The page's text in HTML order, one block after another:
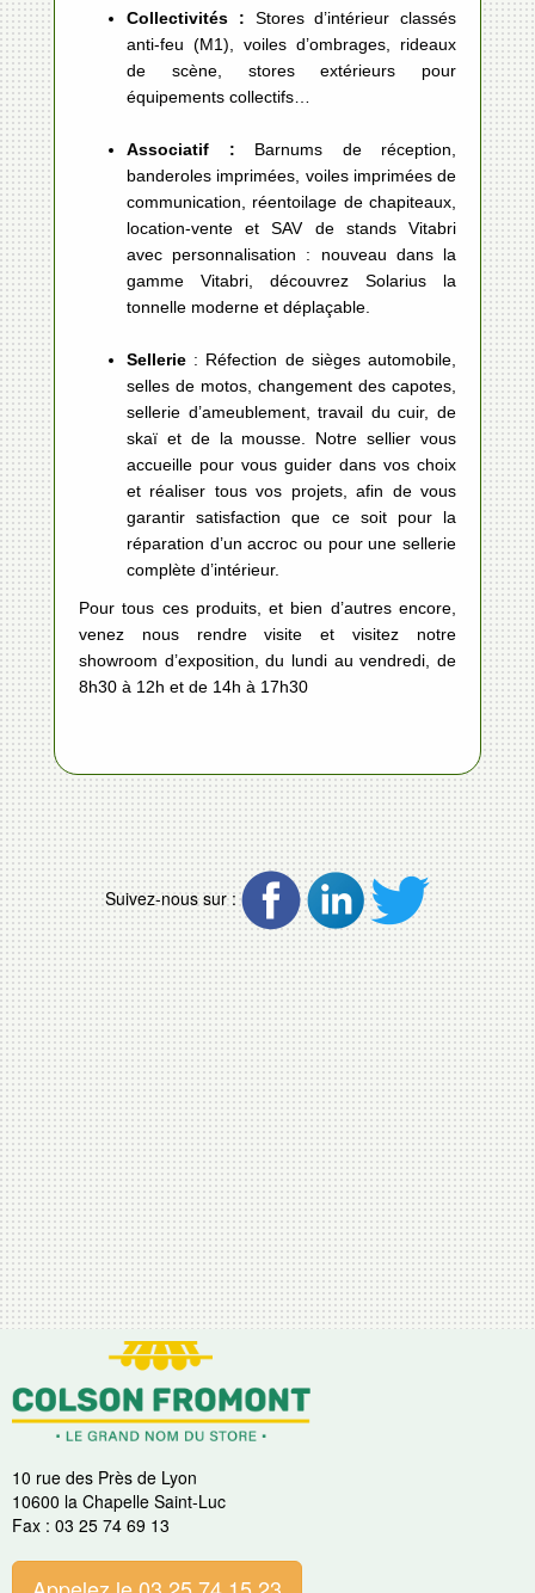
Collectivités : Stores d’intérieur classés
anti-feu (M1), voiles d’ombrages, rideaux
de scène, stores extérieurs pour
équipements collectifs…
Associatif : Barnums de réception,
banderoles imprimées, voiles imprimées de
communication, réentoilage de chapiteaux,
location-vente et SAV de stands Vitabri
avec personnalisation : nouveau dans la
gamme Vitabri, découvrez Solarius la
tonnelle moderne et déplaçable.
Sellerie : Réfection de sièges automobile,
selles de motos, changement des capotes,
sellerie d’ameublement, travail du cuir, de
skaï et de la mousse. Notre sellier vous
accueille pour vous guider dans vos choix
et réaliser tous vos projets, afin de vous
garantir satisfaction que ce soit pour la
réparation d’un accroc ou pour une sellerie
complète d’intérieur.
Pour tous ces produits, et bien d’autres encore,
venez nous rendre visite et visitez notre
showroom d’exposition, du lundi au vendredi, de
8h30 à 12h et de 14h à 17h30
Suivez-nous sur :
10 rue des Près de Lyon
10600 la Chapelle Saint-Luc
Fax : 03 25 74 69 13